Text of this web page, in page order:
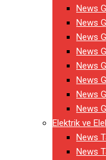
News
News
News
News
News
News
News
News
Elektrik ve
News
News